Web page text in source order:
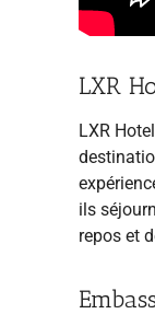
LXR
LXR
ils
repos et